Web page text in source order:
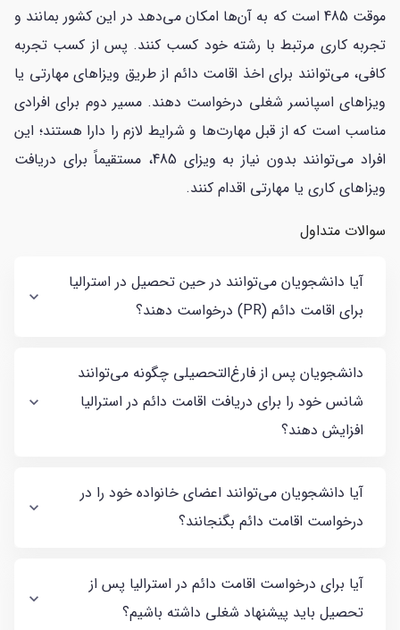
موقت 485 است که به آن‌ها امکان می‌دهد در این کشور بمانند و
تجربه کاری مرتبط با رشته خود کسب کنند. پس از کسب تجربه
کافی، می‌توانند برای اخذ اقامت دائم از طریق ویزاهای مهارتی یا
ویزاهای اسپانسر شغلی درخواست دهند. مسیر دوم برای افرادی
مناسب است که از قبل مهارت‌ها و شرایط لازم را دارا هستند؛ این
افراد می‌توانند بدون نیاز به ویزای 485، مستقیماً برای دریافت
ویزاهای کاری یا مهارتی اقدام کنند.
سوالات متداول
آیا دانشجویان می‌توانند در حین تحصیل در استرالیا
برای اقامت دائم (PR) درخواست دهند؟
دانشجویان پس از فارغ‌التحصیلی چگونه می‌توانند
شانس خود را برای دریافت اقامت دائم در استرالیا
افزایش دهند؟
آیا دانشجویان می‌توانند اعضای خانواده خود را در
درخواست اقامت دائم بگنجانند؟
آیا برای درخواست اقامت دائم در استرالیا پس از
تحصیل باید پیشنهاد شغلی داشته باشیم؟